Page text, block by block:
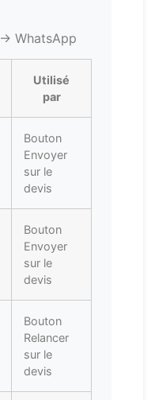
WhatsApp
Utilisé
par
Bouton
Envoyer
sur le
devis
Bouton
Envoyer
sur le
devis
Bouton
Relancer
sur le
devis